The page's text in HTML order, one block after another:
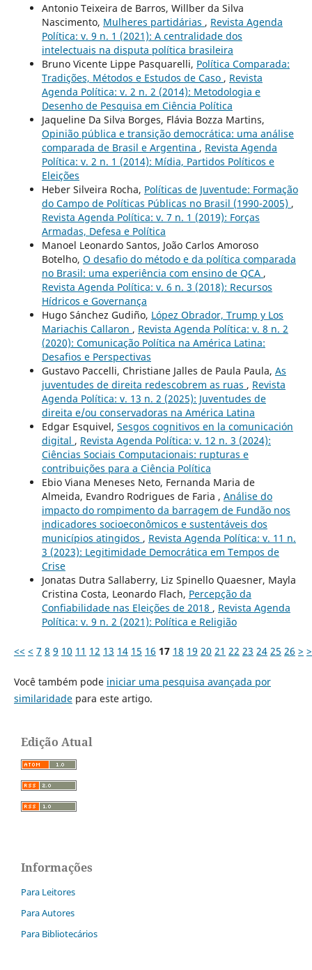
Antonio Teixeira de Barros, Willber da Silva
Nascimento, Mulheres partidárias , Revista Agenda
Política: v. 9 n. 1 (2021): A centralidade dos
intelectuais na disputa política brasileira
Bruno Vicente Lippe Pasquarelli, Política Comparada:
Tradições, Métodos e Estudos de Caso , Revista
Agenda Política: v. 2 n. 2 (2014): Metodologia e
Desenho de Pesquisa em Ciência Política
Jaqueline Da Silva Borges, Flávia Bozza Martins,
Opinião pública e transição democrática: uma análise
comparada de Brasil e Argentina , Revista Agenda
Política: v. 2 n. 1 (2014): Mídia, Partidos Políticos e
Eleições
Heber Silveira Rocha, Políticas de Juventude: Formação
do Campo de Políticas Públicas no Brasil (1990-2005) ,
Revista Agenda Política: v. 7 n. 1 (2019): Forças
Armadas, Defesa e Política
Manoel Leonardo Santos, João Carlos Amoroso
Botelho, O desafio do método e da política comparada
no Brasil: uma experiência com ensino de QCA ,
Revista Agenda Política: v. 6 n. 3 (2018): Recursos
Hídricos e Governança
Hugo Sánchez Gudiño, López Obrador, Trump y Los
Mariachis Callaron , Revista Agenda Política: v. 8 n. 2
(2020): Comunicação Política na América Latina:
Desafios e Perspectivas
Gustavo Paccelli, Christiane Jalles de Paula Paula, As
juventudes de direita redescobrem as ruas , Revista
Agenda Política: v. 13 n. 2 (2025): Juventudes de
direita e/ou conservadoras na América Latina
Edgar Esquivel, Sesgos cognitivos en la comunicación
digital , Revista Agenda Política: v. 12 n. 3 (2024):
Ciências Sociais Computacionais: rupturas e
contribuições para a Ciência Política
Ebio Viana Meneses Neto, Fernanda Maria de
Almeida, Evandro Rodrigues de Faria , Análise do
impacto do rompimento da barragem de Fundão nos
indicadores socioeconômicos e sustentáveis dos
municípios atingidos , Revista Agenda Política: v. 11 n.
3 (2023): Legitimidade Democrática em Tempos de
Crise
Jonatas Dutra Sallaberry, Liz Spinello Quaesner, Mayla
Cristina Costa, Leonardo Flach, Percepção da
Confiabilidade nas Eleições de 2018 , Revista Agenda
Política: v. 9 n. 2 (2021): Política e Religião
<< < 7 8 9 10 11 12 13 14 15 16 17 18 19 20 21 22 23 24 25 26 >
Você também pode iniciar uma pesquisa avançada por
similaridadepara este artigo.
Edição Atual
Informações
Para Leitores
Para Autores
Para Bibliotecários